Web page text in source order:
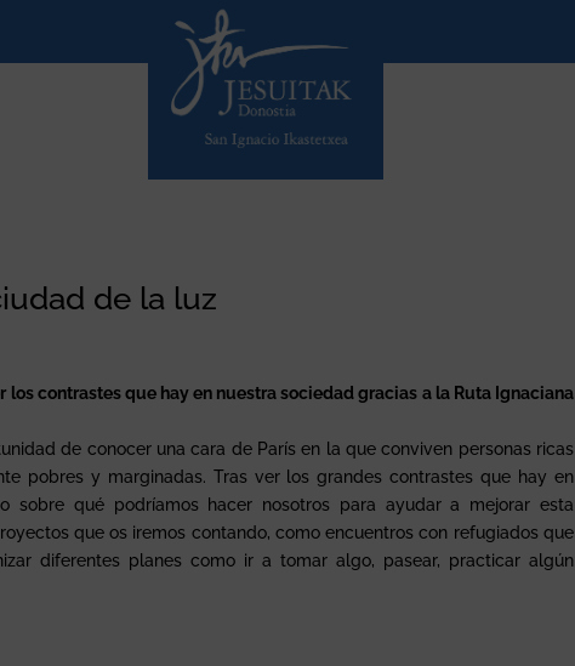
de la luz
los contrastes que hay en nuestra sociedad gracias a la Ruta Ignaciana
de conocer una cara de París en la que conviven personas ricas
pobres y marginadas. Tras ver los grandes contrastes que hay en
sobre qué podríamos hacer nosotros para ayudar a mejorar esta
que os iremos contando, como encuentros con refugiados que
diferentes planes como ir a tomar algo, pasear, practicar algún